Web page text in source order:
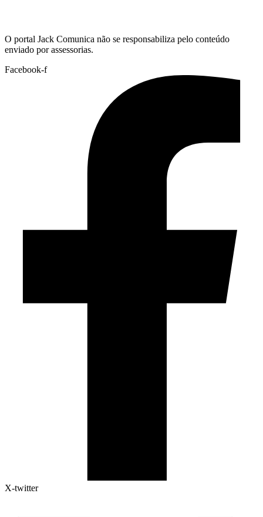
O portal Jack Comunica não se responsabiliza pelo conteúdo
enviado por assessorias.
Facebook-f
X-twitter